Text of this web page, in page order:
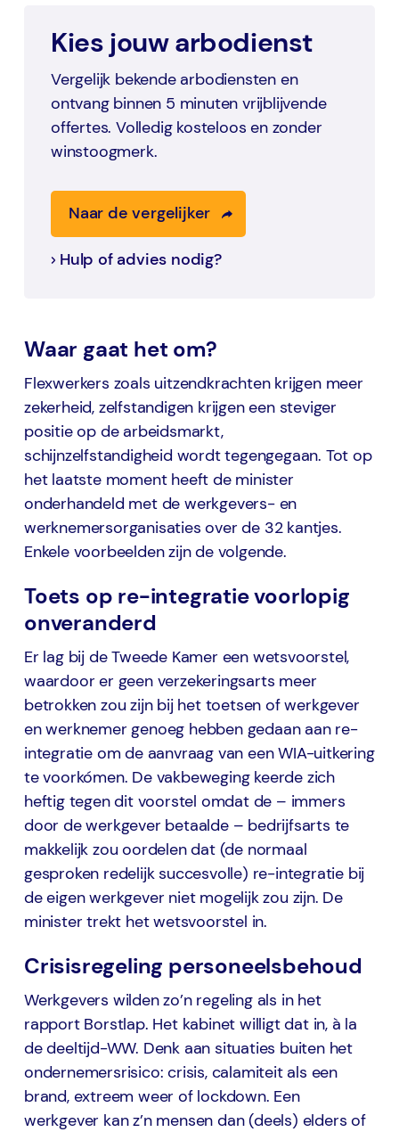
Kies jouw arbodienst
Vergelijk bekende arbodiensten en
ontvang binnen 5 minuten vrijblijvende
offertes. Volledig kosteloos en zonder
winstoogmerk.
Naar de vergelijker
Hulp of advies nodig?
Waar gaat het om?
Flexwerkers zoals uitzendkrachten krijgen meer
zekerheid, zelfstandigen krijgen een steviger
positie op de arbeidsmarkt,
schijnzelfstandigheid wordt tegengegaan. Tot op
het laatste moment heeft de minister
onderhandeld met de werkgevers- en
werknemersorganisaties over de 32 kantjes.
Enkele voorbeelden zijn de volgende.
Toets op re-integratie voorlopig
onveranderd
Er lag bij de Tweede Kamer een wetsvoorstel,
waardoor er geen verzekeringsarts meer
betrokken zou zijn bij het toetsen of werkgever
en werknemer genoeg hebben gedaan aan re-
integratie om de aanvraag van een WIA-uitkering
te voorkómen. De vakbeweging keerde zich
heftig tegen dit voorstel omdat de – immers
door de werkgever betaalde – bedrijfsarts te
makkelijk zou oordelen dat (de normaal
gesproken redelijk succesvolle) re-integratie bij
de eigen werkgever niet mogelijk zou zijn. De
minister trekt het wetsvoorstel in.
Crisisregeling personeelsbehoud
Werkgevers wilden zo’n regeling als in het
rapport Borstlap. Het kabinet willigt dat in, à la
de deeltijd-WW. Denk aan situaties buiten het
ondernemersrisico: crisis, calamiteit als een
brand, extreem weer of lockdown. Een
werkgever kan z’n mensen dan (deels) elders of